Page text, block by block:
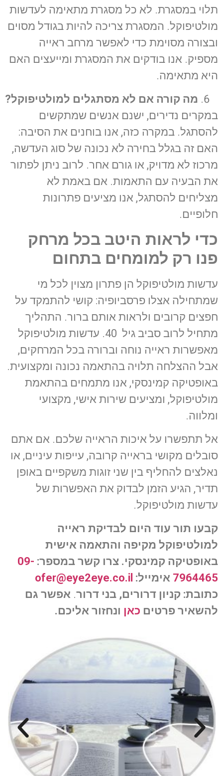
תלוי במסגרת. לא כל מסגרת מתאימה לעדשות
מולטיפוקל. המסגרת צריכה להיות בגודל מסוים
ובצורה מסוימת כדי לאפשר מרחב ראייה
מספיק. אנו בודקים את המסגרת ומייעצים האם
היא מתאימה.
מה קורה אם לא מסתגלים למולטיפוקל?
במקרים נדירים, ישנם אנשים שמתקשים
להסתגל. במקרה כזה, אנו בוחנים את הסיבה:
האם זה בגלל בחירה לא נכונה של סוג העדשה,
מרכוז לא מדויק, או גורם אחר. לרוב ניתן לפתור
את הבעיה עם התאמות. אם באמת לא
מצליחים להסתגל, אנו מציעים פתרונות
חלופיים.
כדי לראות היטב בכל מרחק
פנו רק למומחים בתחום
עדשות מולטיפוקל הן פתרון מצוין לכל מי
שמתחילה אצלו פרסביופיה: קושי להתמקד על
חפצים קרובים ולראות אותם ברור. התהליך
מתחיל לרוב סביב גיל 40. עדשות מולטיפוקל
מאפשרות ראייה נוחה וברורה בכל המרחקים,
אבל ההצלחה תלויה בהתאמה נכונה ומקצועית.
באופטיקה קמינסקי, אנו מתמחים בהתאמת
מולטיפוקל, ומציעים שירות אישי, מקצועי
ומלווה.
אל תתפשרו על איכות הראייה שלכם. אם אתם
סובלים מקושי בראייה קרובה, עייפות עיניים, או
נאלצים להחליף בין שני זוגות משקפיים באופן
תדיר, הגיע הזמן לבדוק את האפשרות של
עדשות מולטיפוקל.
קבעו תור עוד היום לבדיקת ראייה
למולטיפוקל מקיפה והתאמה אישית
באופטיקה קמינסקי. צרו קשר במספר: 09-
7964465 אימייל: ofer@eye2eye.co.il
כתובת: קניון דרורים, בני דרור. אפשר גם
להשאיר פרטים כאן ונחזור אליכם.